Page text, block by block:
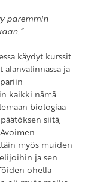
paremmin
käydyt kurssit
ja
kaikki nämä
biologiaa
siitä,
myös muiden
ja sen
ohella